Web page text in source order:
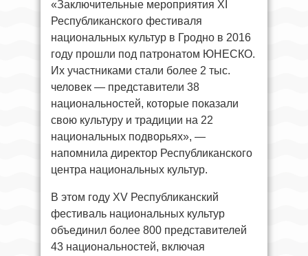
«Заключительные мероприятия ХI
Республиканского фестиваля
национальных культур в Гродно в 2016
году прошли под патронатом ЮНЕСКО.
Их участниками стали более 2 тыс.
человек — представители 38
национальностей, которые показали
свою культуру и традиции на 22
национальных подворьях», —
напомнила директор Республиканского
центра национальных культур.
В этом году XV Республиканский
фестиваль национальных культур
объединил более 800 представителей
43 национальностей, включая